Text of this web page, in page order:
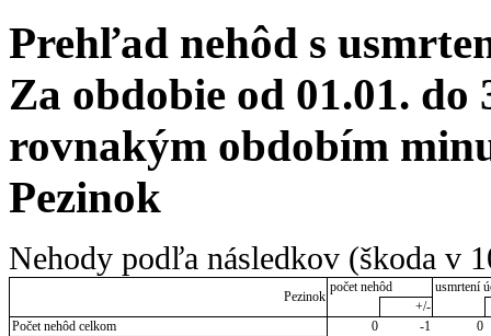
Prehľad nehôd s
Za obdobie od 01.01. do
rovnakým obdobím
Pezinok
Nehody podľa následkov (škoda v
Pezinok
počet nehôd
usmrtení
+/-
Počet nehôd celkom
0 -1
0